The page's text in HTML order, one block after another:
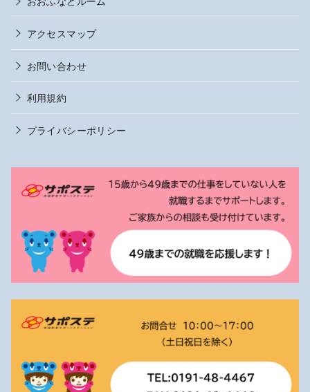
アクセスマップ
お問い合わせ
利用規約
プライバシーポリシー